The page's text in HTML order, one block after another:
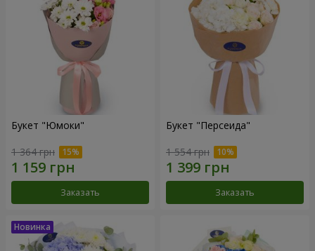
Букет "Юмоки"
1 364 грн
Заказать
Букет "Персеида"
1 554 грн
Заказать